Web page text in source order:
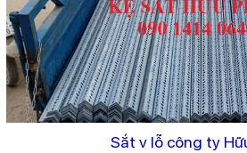
Sắt v lỗ công ty